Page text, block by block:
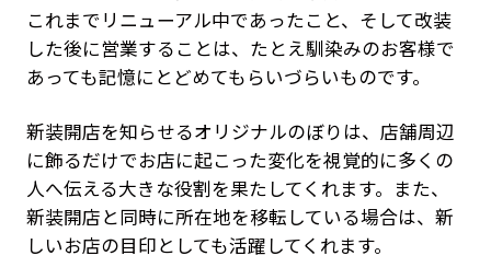
これまでリニューアル中であったこと、そして改装
した後に営業することは、たとえ馴染みのお客様で
あっても記憶にとどめてもらいづらいものです。
新装開店を知らせるオリジナルのぼりは、店舗周辺
に飾るだけでお店に起こった変化を視覚的に多くの
人へ伝える大きな役割を果たしてくれます。また、
新装開店と同時に所在地を移転している場合は、新
しいお店の目印としても活躍してくれます。